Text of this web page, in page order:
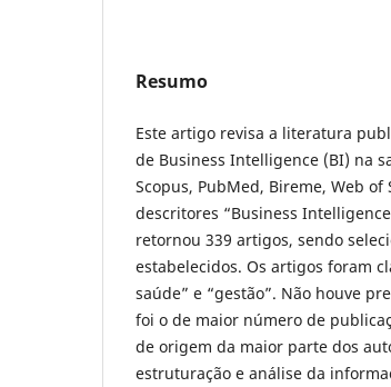
Resumo
Este artigo revisa a literatura
de Business Intelligence (BI) na
Scopus, PubMed, Bireme, Web of
descritores “Business
retornou 339 artigos, sendo
estabelecidos. Os artigos foram
saúde” e “gestão”. Não houve
foi o de maior número de
de origem da maior parte dos
estruturação e análise da